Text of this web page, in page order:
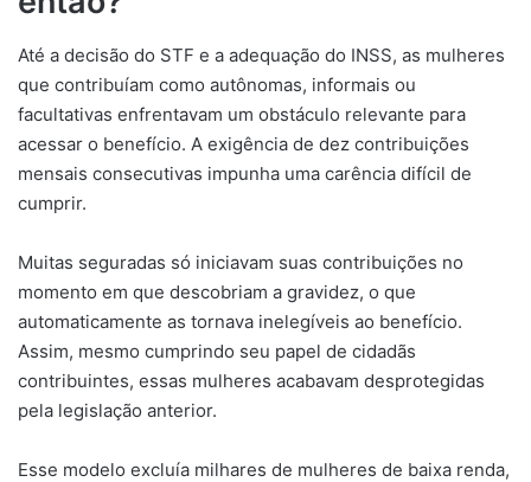
Até a decisão do STF e a adequação do INSS, as mulheres
que contribuíam como autônomas, informais ou
facultativas enfrentavam um obstáculo relevante para
acessar o benefício. A exigência de dez contribuições
mensais consecutivas impunha uma carência difícil de
cumprir.
Muitas seguradas só iniciavam suas contribuições no
momento em que descobriam a gravidez, o que
automaticamente as tornava inelegíveis ao benefício.
Assim, mesmo cumprindo seu papel de cidadãs
contribuintes, essas mulheres acabavam desprotegidas
pela legislação anterior.
Esse modelo excluía milhares de mulheres de baixa renda,